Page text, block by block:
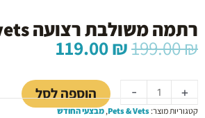
רתמה משולבת רצועה pets and vets
199.00₪ המחיר
המקורי
היה:
199.00 ₪.
119.00₪
הוא:
119.00 ₪. -
של
רתמה
משולבת
+ הוספה לסל
קטגוריות מוצר:Pets & Vets
,מבצעי החודש